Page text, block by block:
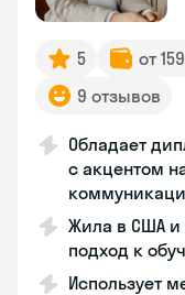
5 от
9 отзывов
Обладает
с акцентом
Жила в США и
подход к
Использует